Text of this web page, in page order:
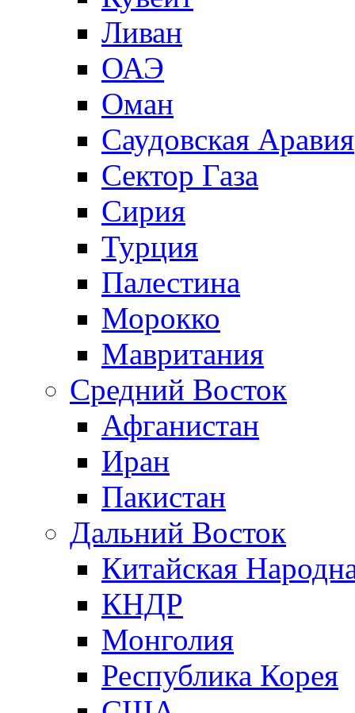
Ливан
ОАЭ
Оман
Саудовская Аравия
Сектор Газа
Сирия
Турция
Палестина
Морокко
Мавритания
Средний Восток
Афганистан
Иран
Пакистан
Дальний Восток
Китайская
КНДР
Монголия
Республика Корея